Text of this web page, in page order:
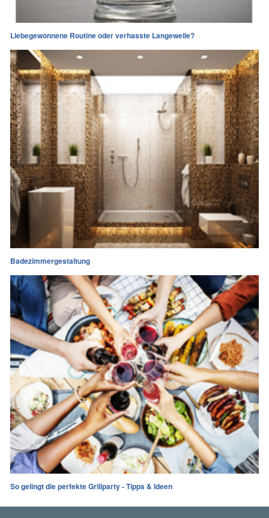
Liebegewonnene Routine oder verhasste Langeweile?
Badezimmergestaltung
So gelingt die perfekte Grillparty - Tipps & Ideen